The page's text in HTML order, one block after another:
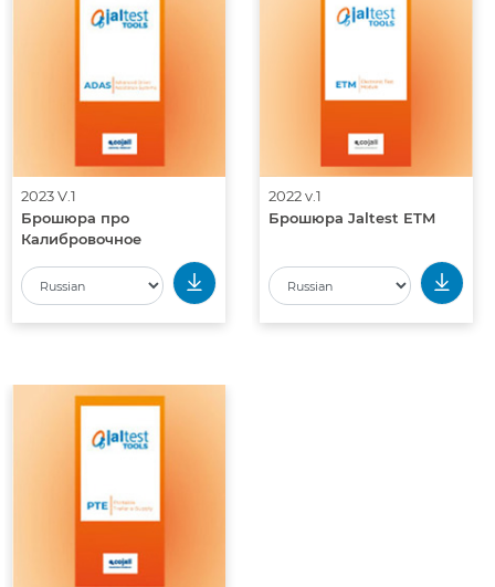
2023 V.1
Брошюра про
Калибровочное
Оборудование Jaltest
ADAS
2022 v.1
Брошюра Jaltest ETM